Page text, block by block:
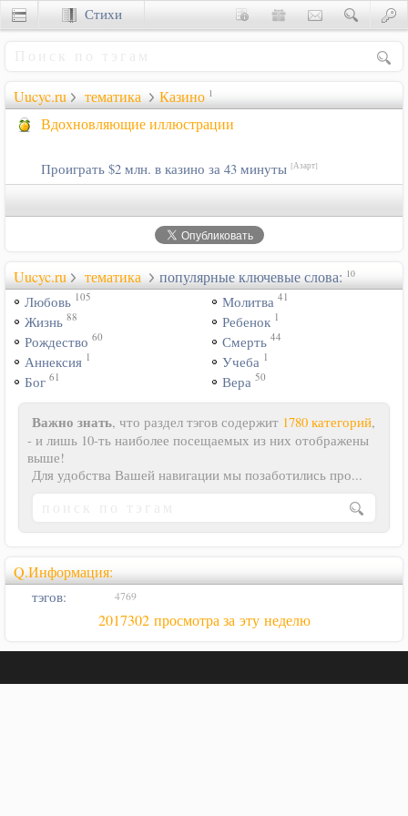
Uucyc.ru тематика Казино 1
Вдохновляющие иллюстрации
Проиграть $2 млн. в казино за 43 минуты [Азарт]
Uucyc.ru тематика популярные ключевые слова: 10
Любовь 105
Жизнь 88
Рождество 60
Аннексия 1
Бог 61
Молитва 41
Ребенок 1
Смерть 44
Учеба 1
Вера 50
Важно знать, что раздел тэгов содержит 1780 категорий,
- и лишь 10-ть наиболее посещаемых из них отображены
выше!
Для удобства Вашей навигации мы позаботились про...
Q.Информация:
тэгов: 4769
2017302 просмотра за эту неделю
Стихи